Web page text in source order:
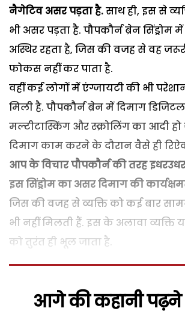
नैगेटिव असर पड़ता है.साथ ही, इस से
भी असर पड़ता है. पौपकौर्न ब्रेन सिंड्रोम
अस्थिर रहता है, जिस की वजह से वह
फोकस नहीं कर पाता है.
वहीं कई लोगों में एंग्जायटी की भी
मिली है. पौपकौर्न ब्रेन में दिमाग
मल्टीटास्किंग और स्क्रोलिंग का आदी
दिमाग काम करने के दौरान वैसे ही
आप के विचार पौपकौर्न की तरह
इस सिंड्रोम का असर दिमाग की
जिस की वजह से व्यक्ति को कई बार
भी नहीं मिलती हैं. इस के अलावा व्यक्ति
को तुरंत ही भूल जाता है.
आगे की कहानी